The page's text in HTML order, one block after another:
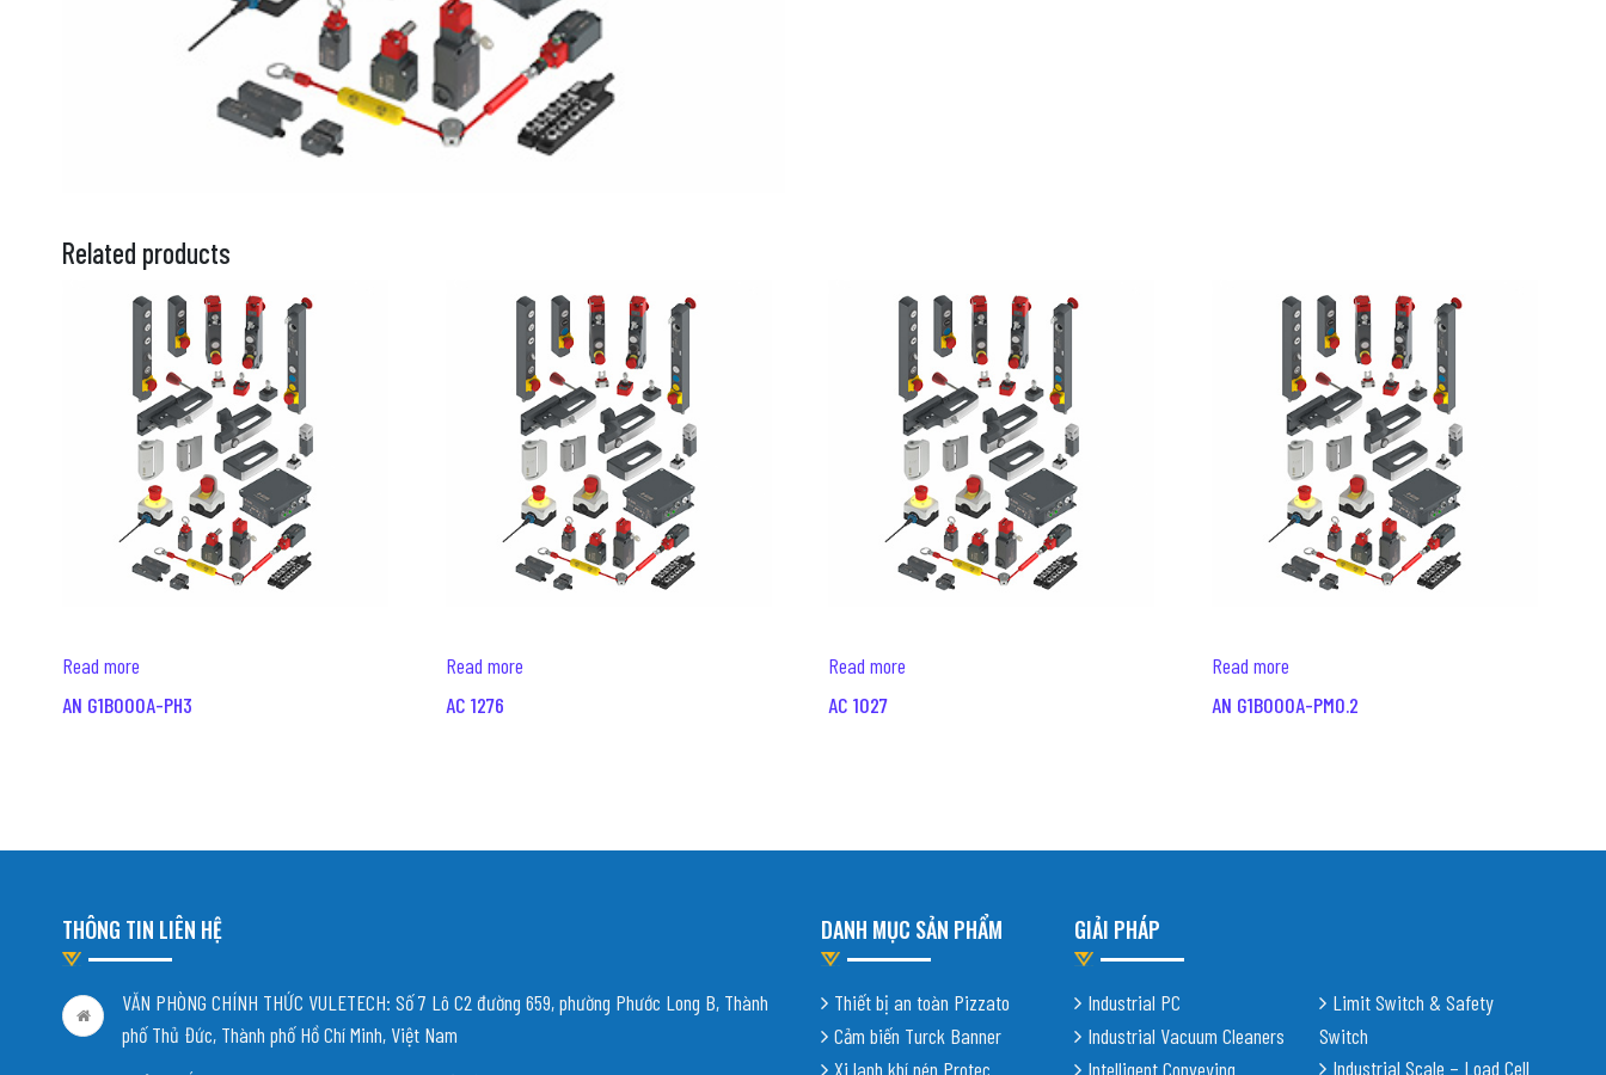
Related products
Read more
AN G1B000A-PH3
Read more
AC 1276
Read more
AC 1027
Read more
AN G1B000A-PM0.2
THÔNG TIN LIÊN HỆ
VĂN PHÒNG CHÍNH THỨC VULETECH: Số 7 Lô C2 đường 659, phường Phước Long B, Thành
phố Thủ Đức, Thành phố Hồ Chí Minh, Việt Nam
DANH MỤC SẢN PHẨM
Thiết bị an toàn Pizzato
Cảm biến Turck Banner
Xi lanh khí nén Protec
GIẢI PHÁP
Industrial PC
Industrial Vacuum Cleaners
Intelligent Conveying
Limit Switch & Safety
Switch
Industrial Scale – Load Cell